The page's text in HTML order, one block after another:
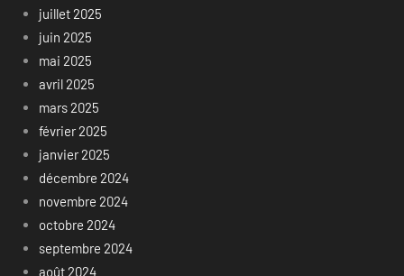
juillet 2025
juin 2025
mai 2025
avril 2025
mars 2025
février 2025
janvier 2025
décembre 2024
novembre 2024
octobre 2024
septembre 2024
août 2024